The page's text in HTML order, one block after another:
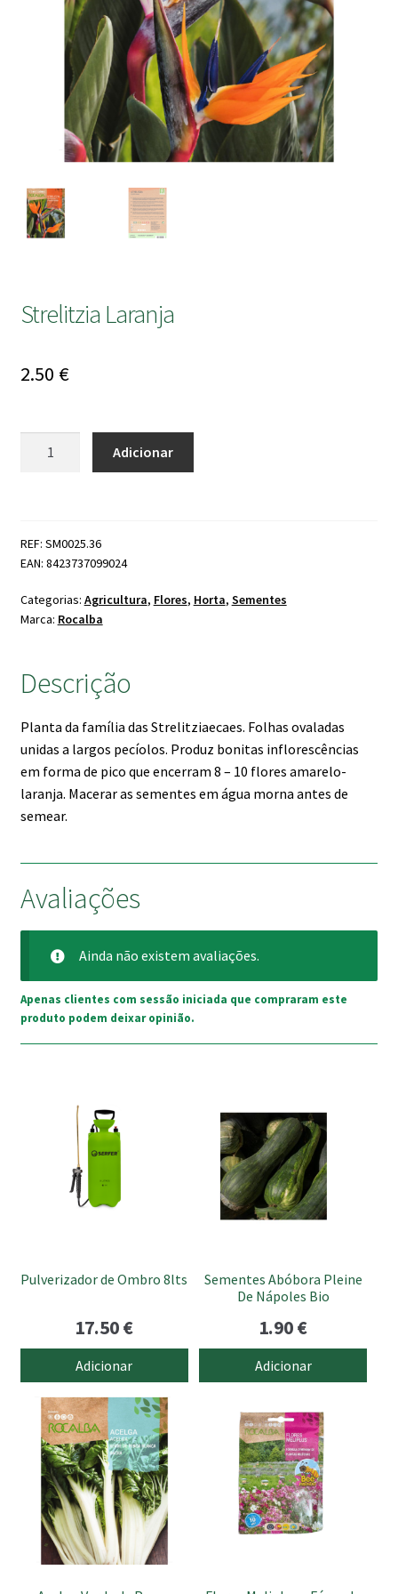
Strelitzia Laranja
2.50 €
Adicionar
REF: SM0025.36
EAN: 8423737099024
Categorias: Agricultura, Flores, Horta, Sementes
Marca: Rocalba
Descrição
Planta da família das Strelitziaecaes. Folhas ovaladas
unidas a largos pecíolos. Produz bonitas inflorescências
em forma de pico que encerram 8 – 10 flores amarelo-
laranja. Macerar as sementes em água morna antes de
semear.
Avaliações
Ainda não existem avaliações.
Apenas clientes com sessão iniciada que compraram este
produto podem deixar opinião.
Pulverizador de Ombro 8lts
17.50€
Adicionar
Sementes Abóbora Pleine
De Nápoles Bio
1.90€
Adicionar